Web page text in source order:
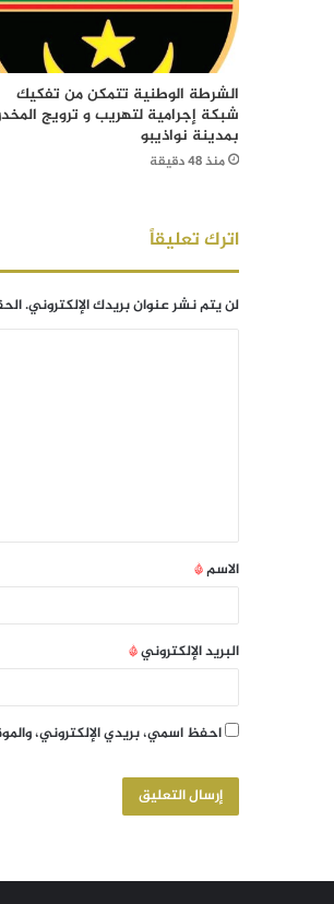
الشرطة الوطنية تتمكن من تفكيك
شبكة إجرامية لتهريب و ترويج
بمدينة نواذيبو
منذ 48 دقيقة
اترك تعليقاً
لن يتم نشر عنوان بريدك الإلكتروني.
الاسم*
البريد الإلكتروني*
احفظ اسمي، بريدي الإلكتروني،